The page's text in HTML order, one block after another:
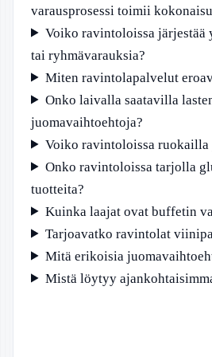
varausprosessi toimii
Voiko ravintoloissa
tai ryhmävarauksia?
Miten ravintolapalvelut
Onko laivalla saatavilla
juomavaihtoehtoja?
Voiko ravintoloissa ruokailla
Onko ravintoloissa tarjolla
tuotteita?
Kuinka laajat ovat buffetin
Tarjoavatko ravintolat
Mitä erikoisia
Mistä löytyy